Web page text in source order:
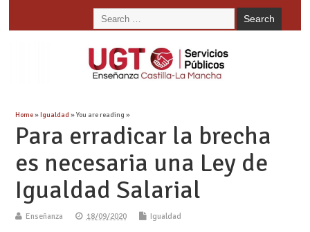
Home»Igualdad » You are reading »
Para erradicar la brecha
es necesaria una Ley de
Igualdad Salarial
Enseñanza 18/09/2020 Igualdad